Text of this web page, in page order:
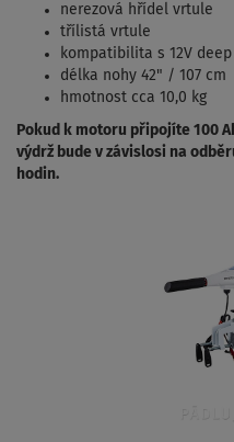
nerezová hřídel vrtule
třílistá vrtule
kompatibilita s 12V
délka nohy 42" / 107 cm
hmotnost cca 10,0 kg
Pokud k motoru připojíte 100
výdrž bude v závislosi na
hodin.